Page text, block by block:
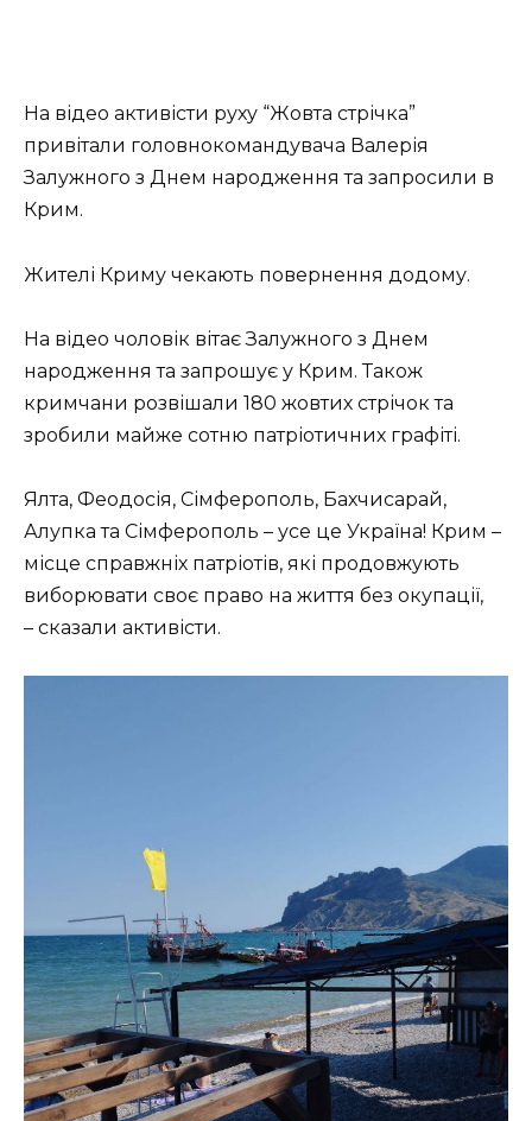
На відео активісти руху “Жовта стрічка”
привітали головнокомандувача Валерія
Залужного з Днем народження та запросили в
Крим.
Жителі Криму чекають повернення додому.
На відео чоловік вітає Залужного з Днем
народження та запрошує у Крим. Також
кримчани розвішали 180 жовтих стрічок та
зробили майже сотню патріотичних графіті.
Ялта, Феодосія, Сімферополь, Бахчисарай,
Алупка та Сімферополь – усе це Україна! Крим –
місце справжніх патріотів, які продовжують
виборювати своє право на життя без окупації,
– сказали активісти.